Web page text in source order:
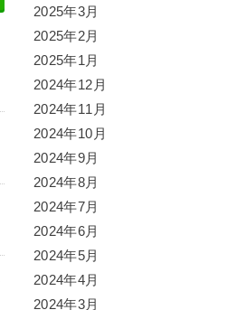
2025年3月
2025年2月
2025年1月
2024年12月
2024年11月
2024年10月
2024年9月
2024年8月
2024年7月
2024年6月
2024年5月
2024年4月
2024年3月